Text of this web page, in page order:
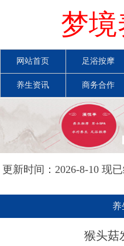
梦境
网站首页 足浴按摩
养生资讯 商务合作
更新时间：2026-8-10 现
养
猴头菇